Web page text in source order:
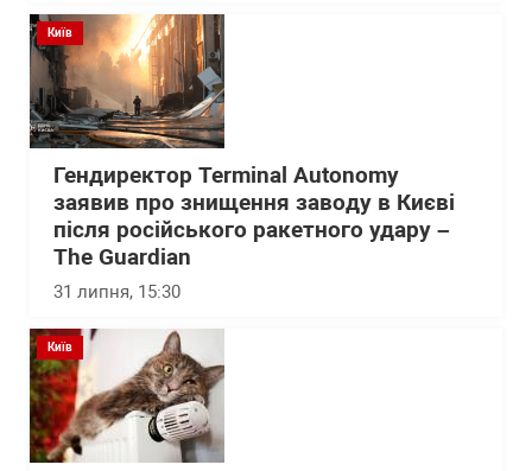
Київ
Гендиректор Terminal Autonomy
заявив про знищення заводу в Києві
після російського ракетного удару –
The Guardian
31 липня, 15:30
Київ